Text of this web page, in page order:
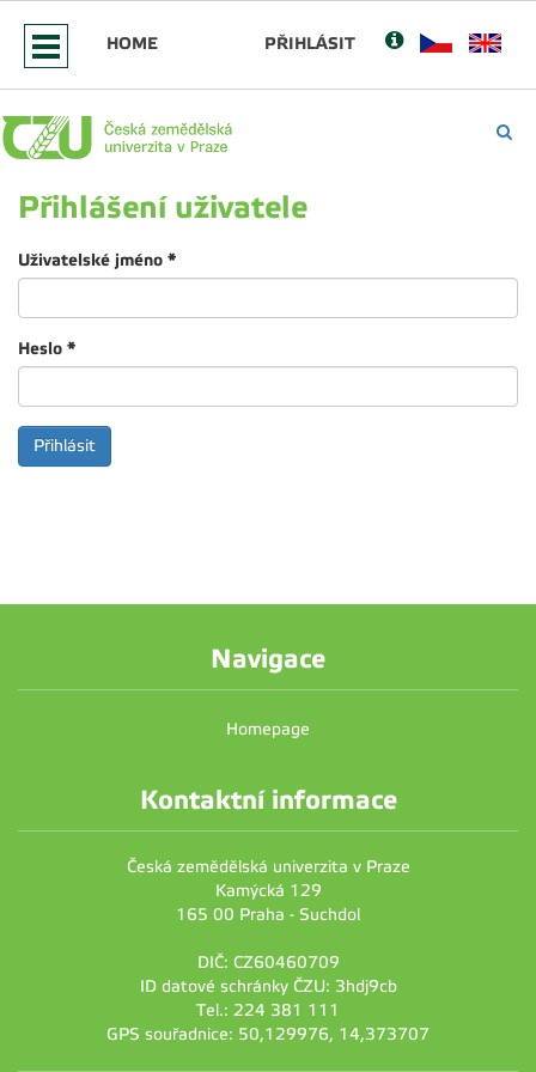
HOME PŘIHLÁSIT
Přihlášení uživatele
Uživatelské jméno *
Heslo *
Navigace
Homepage
Kontaktní informace
Česká zemědělská univerzita v Praze
Kamýcká 129
165 00 Praha - Suchdol
DIČ: CZ60460709
ID datové schránky ČZU: 3hdj9cb
Tel.: 224 381 111
GPS souřadnice: 50,129976, 14,373707